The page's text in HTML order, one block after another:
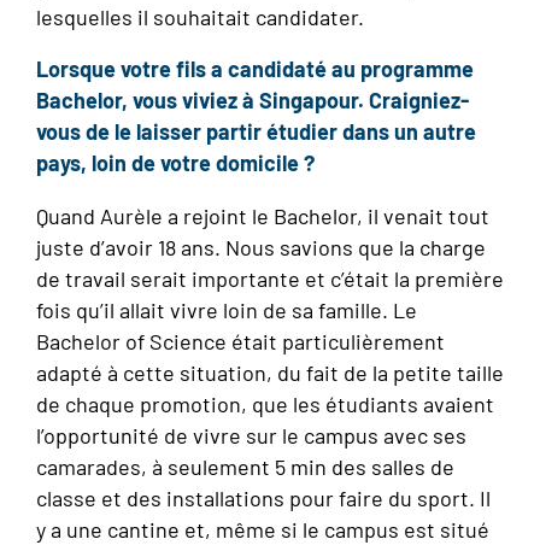
lesquelles il souhaitait candidater.
Lorsque votre fils a candidaté au programme
Bachelor, vous viviez à Singapour. Craigniez-
vous de le laisser partir étudier dans un autre
pays, loin de votre domicile ?
Quand Aurèle a rejoint le Bachelor, il venait tout
juste d’avoir 18 ans. Nous savions que la charge
de travail serait importante et c’était la première
fois qu’il allait vivre loin de sa famille. Le
Bachelor of Science était particulièrement
adapté à cette situation, du fait de la petite taille
de chaque promotion, que les étudiants avaient
l’opportunité de vivre sur le campus avec ses
camarades, à seulement 5 min des salles de
classe et des installations pour faire du sport. Il
y a une cantine et, même si le campus est situé